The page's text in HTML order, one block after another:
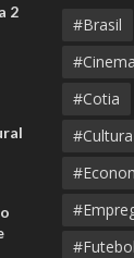
2
#Brasil
#Cinema
#Cotia
#Futebol